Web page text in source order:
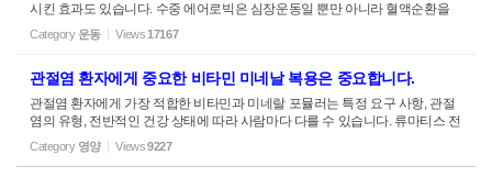
시킨 효과도 있습니다. 수중 에어로빅은 심장운동일 뿐만 아니라 혈액순환을
촉진시켜 산소공급을 회복을 신속하게 합니다. 이 운동은 특별히 척추관절과
무릎관절에 좋은 운동입니다. 특별히 척추관절은 피순환이 원활하지 않으면 영
잘 흡수가 되도록 합니다. 즉 수영을 하면 디스크가 잘 움직여서 영양을 잘 흡수
하는데 도움이 된다는 것입니다. 그래서 더 이상 퇴행되는 것을 예방하는 것입
니다 "Photo by: www.localfitness.com.au" var vglnk = {api_url: '//api.viglink.c...
Category 운동 Views17167
관절염 환자에게 중요한 비타민 미네날 복용은 중요합니다.
관절염 환자에게 가장 적합한 비타민과 미네랄 포뮬러는 특정 요구 사항, 관절
염의 유형, 전반적인 건강 상태에 따라 사람마다 다를 수 있습니다. 류마티스 전
문의나 공인 영양사 등 의료 전문가와 협력하여 개인의 요구 사항을 충족하는
맞춤형 계획을 세우는 것이 중요합니다. 다음은 관절염 환자에게 도움이 될 수
Category 영양 Views9227